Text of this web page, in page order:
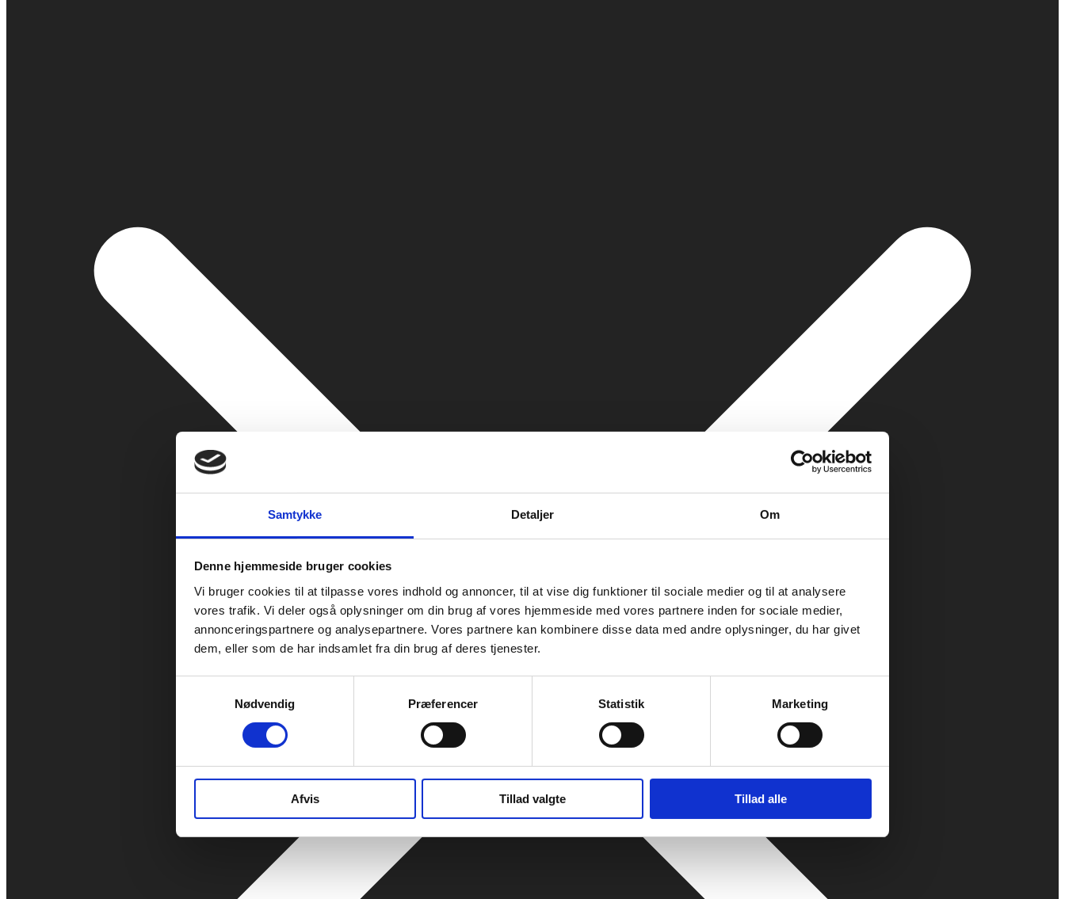
Samtykke Detaljer Om
Denne hjemmeside bruger cookies
Vi bruger cookies til at tilpasse vores indhold og annoncer, til at vise dig funktioner til sociale medier og til at analysere
vores trafik. Vi deler også oplysninger om din brug af vores hjemmeside med vores partnere inden for sociale medier,
annonceringspartnere og analysepartnere. Vores partnere kan kombinere disse data med andre oplysninger, du har givet
dem, eller som de har indsamlet fra din brug af deres tjenester.
Nødvendig
Præferencer Statistik Marketing
Afvis Tillad valgte Tillad alle